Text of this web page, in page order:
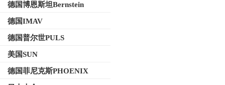
德国博恩斯坦Bernstein
德国IMAV
德国普尔世PULS
美国SUN
德国菲尼克斯PHOENIX